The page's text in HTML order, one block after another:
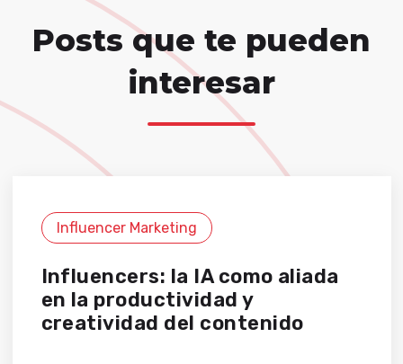
Posts que te pueden
interesar
Influencer Marketing
Influencers: la IA como aliada
en la productividad y
creatividad del contenido